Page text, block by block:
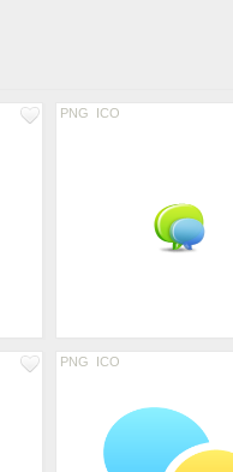
PNG ICO
PNG ICO